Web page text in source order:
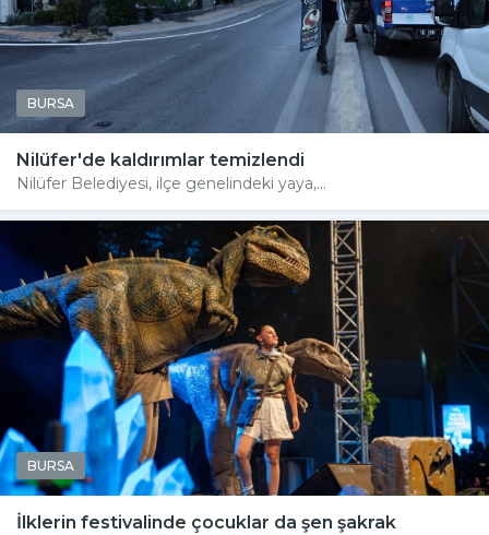
BURSA
Nilüfer'de kaldırımlar temizlendi
Nilüfer Belediyesi, ilçe genelindeki yaya,...
BURSA
İlklerin festivalinde çocuklar da şen şakrak